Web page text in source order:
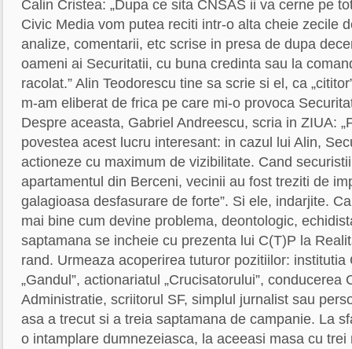
Calin Cristea: „Dupa ce sita CNSAS ii va cerne pe
Civic Media vom putea reciti intr-o alta cheie zecile
analize, comentarii, etc scrise in presa de dupa
oameni ai Securitatii, cu buna credinta sau la
racolat.” Alin Teodorescu tine sa scrie si el, ca
m-am eliberat de frica pe care mi-o provoca
Despre aceasta, Gabriel Andreescu, scria in ZIUA:
povestea acest lucru interesant: in cazul lui Alin,
actioneze cu maximum de vizibilitate. Cand
apartamentul din Berceni, vecinii au fost treziti de
galagioasa desfasurare de forte”. Si ele, indarjite.
mai bine cum devine problema, deontologic,
saptamana se incheie cu prezenta lui C(T)P la
rand. Urmeaza acoperirea tuturor pozitiilor: institutia
„Gandul”, actionariatul „Crucisatorului”, conducerea
Administratie, scriitorul SF, simplul jurnalist sau
asa a trecut si a treia saptamana de campanie. La
o intamplare dumnezeiasca, la aceeasi masa cu trei